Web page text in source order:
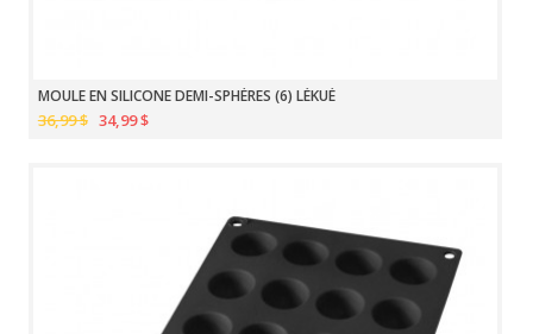
MOULE EN SILICONE DEMI-SPHÈRES (6) LÉKUÉ
36,99 $ 34,99 $